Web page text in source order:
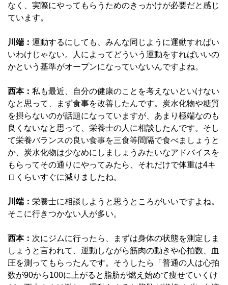
なく、実際にやってもらうためのきっかけが必要だと感じ
ています。
川端： 運動するにしても、みんな同じように運動すればい
いわけじゃない。人によってどういう運動をすればいいの
かという基準がオープンになっていないんですよね。
西本： 私も最近、自分の健康のことを考えないといけない
なと思って、まず食事を改善したんです。炭水化物や糖質
を摂らないのが話題になっていますが、あまり極端なのも
良くないなと思って、栄養士の人に相談したんです。そし
て栄養バランスの良い食事を三食等間隔で食べましょうと
か、炭水化物は少なめにしましょうみたいなアドバイスを
もらってその通りにやってみたら、それだけで体重は4キ
ロくらいすぐに減りましたね。
川端： 栄養士に相談しようと思うところがいいですよね。
そこに行きつかない人が多い。
西本： 次にジムに行ったら、まずは身体の状態を測定しま
しょうと言われて、運動しながら筋肉の動きや心拍数、血
圧を測ってもらったんです。そうしたら「普通の人は心拍
数が90から100に上がると脂肪が燃え始めて痩せていくけ